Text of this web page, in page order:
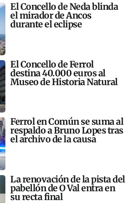
El Concello de Neda blinda
el mirador de Ancos
durante el eclipse
El Concello de Ferrol
destina 40.000 euros al
Museo de Historia Natural
Ferrol en Común se suma al
respaldo a Bruno Lopes tras
el archivo de la causa
La renovación de la pista del
pabellón de O Val entra en
su recta final